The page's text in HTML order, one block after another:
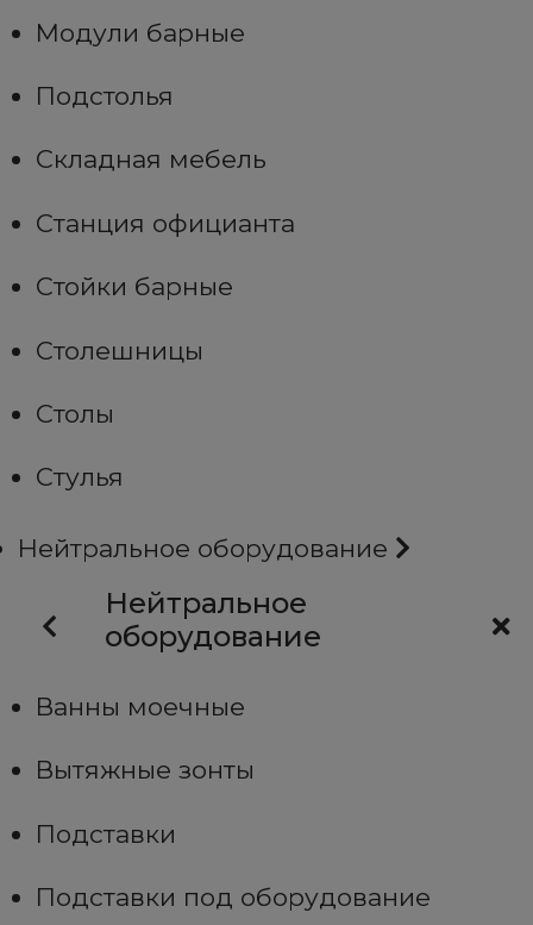
Модули барные
Подстолья
Складная мебель
Станция официанта
Стойки барные
Столешницы
Столы
Стулья
Нейтральное оборудование
Нейтральное
оборудование
Ванны моечные
Вытяжные зонты
Подставки
Подставки под оборудование